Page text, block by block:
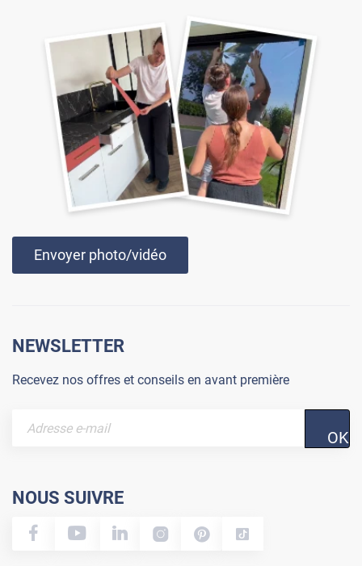
Envoyer photo/vidéo
NEWSLETTER
Recevez nos offres et conseils en avant première
OK
NOUS SUIVRE